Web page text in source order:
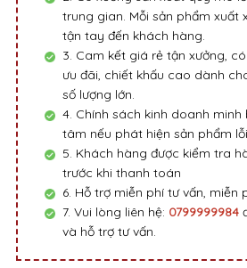
trung gian. Mỗi sản phẩm xuất
tận tay đến khách hàng.
3. Cam kết giá rẻ tận xưởng,
ưu đãi, chiết khấu cao dành
số lượng lớn.
4. Chính sách kinh doanh minh
tâm nếu phát hiện sản phẩm
5. Khách hàng được kiểm tra
trước khi thanh toán
6. Hỗ trợ miễn phí tư vấn, miễn
7. Vui lòng liên hệ: 0799999984
và hỗ trợ tư vấn.